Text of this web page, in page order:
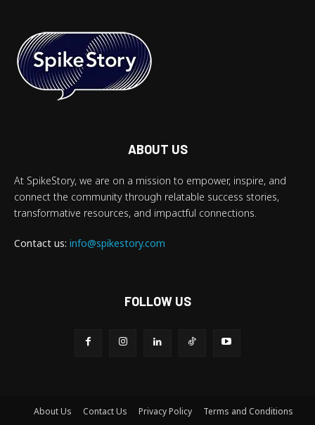
ABOUT US
At SpikeStory, we are on a mission to empower, inspire, and
connect the community through relatable success stories,
transformative resources, and impactful connections.
Contact us: info@spikestory.com
FOLLOW US
About Us Contact Us Privacy Policy Terms and Conditions